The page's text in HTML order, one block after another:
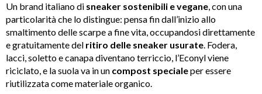
Un brand italiano di sneaker sostenibili e vegane, con una
particolarità che lo distingue: pensa fin dall’inizio allo
smaltimento delle scarpe a fine vita, occupandosi direttamente
e gratuitamente del ritiro delle sneaker usurate. Fodera,
lacci, soletto e canapa diventano terriccio, l’Econyl viene
riciclato, e la suola va in un compost specialeper essere
riutilizzata come materiale organico.